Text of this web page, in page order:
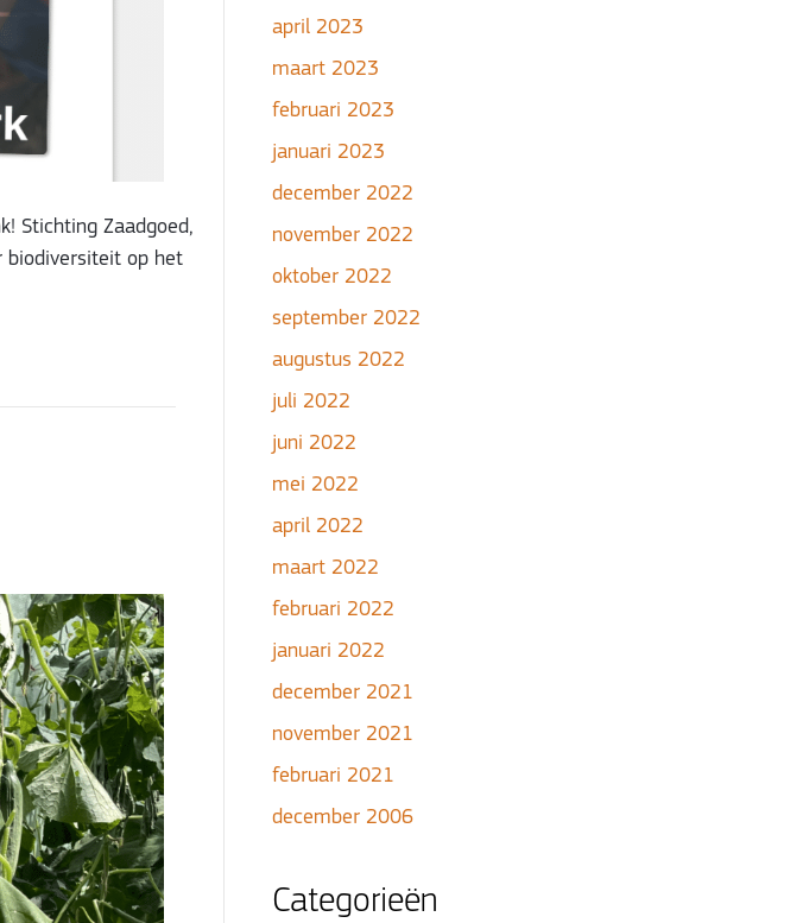
Stichting Zaadgoed,
biodiversiteit op het
april 2023
maart 2023
februari 2023
januari 2023
december 2022
november 2022
oktober 2022
september 2022
augustus 2022
juli 2022
juni 2022
mei 2022
april 2022
maart 2022
februari 2022
januari 2022
december 2021
november 2021
februari 2021
december 2006
Categorieën